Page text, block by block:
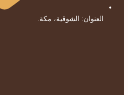
العنوان: الشوقية، مكة.